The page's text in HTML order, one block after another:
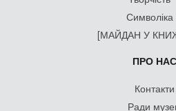
Символіка
[МАЙДАН У
ПРО НАС
Контакти
Ради